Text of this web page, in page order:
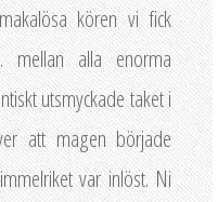
kören vi fick
mellan alla enorma
utsmyckade taket i
att magen började
var inlöst. Ni